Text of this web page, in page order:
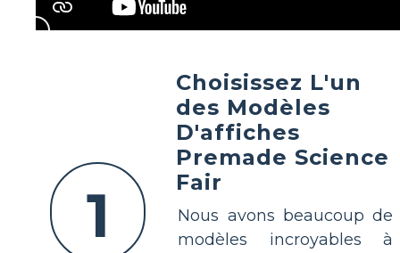
1
Choisissez L'un
des Modèles
D'affiches
Premade Science
Fair
Nous avons beaucoup de
modèles incroyables à